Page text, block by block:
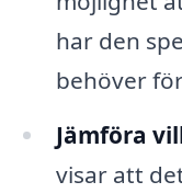
har den
behöver
Jämföra
visar att